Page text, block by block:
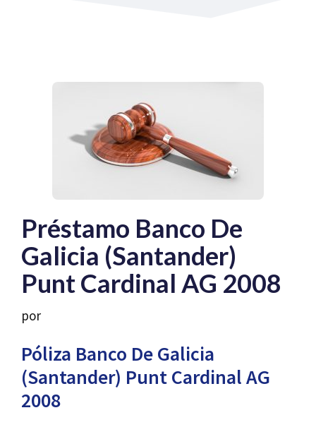
Préstamo Banco De
Galicia (Santander)
Punt Cardinal AG 2008
por
Póliza Banco De Galicia
(Santander) Punt Cardinal AG
2008